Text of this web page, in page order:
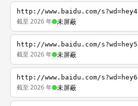
http://www.baidu.com/s?wd=hey4
截至 2026 年 未屏蔽
http://www.baidu.com/s?wd=hey5
截至 2026 年 未屏蔽
http://www.baidu.com/s?wd=hey6
截至 2026 年 未屏蔽